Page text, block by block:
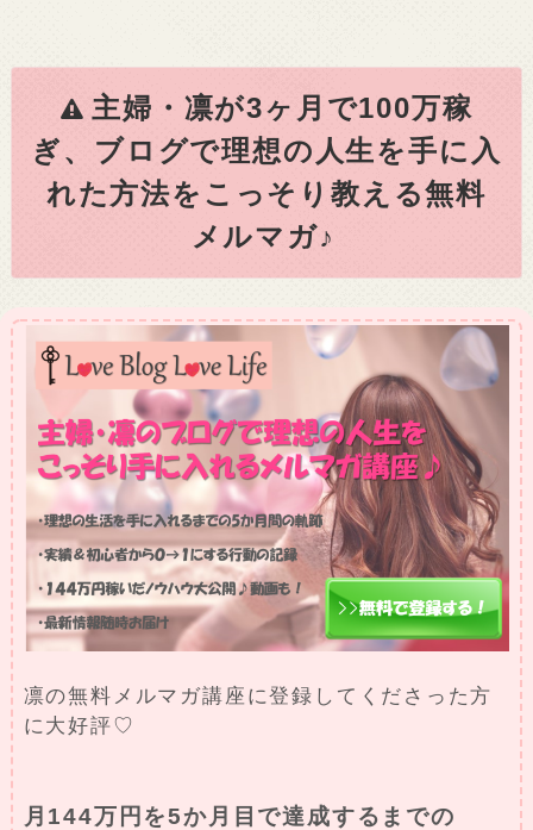
主婦・凛が3ヶ月で100万稼
ぎ、ブログで理想の人生を手に入
れた方法をこっそり教える無料
メルマガ♪
凛の無料メルマガ講座に登録してくださった方
に大好評♡
月144万円を5か月目で達成するまでの